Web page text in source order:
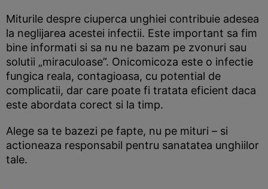
Miturile despre ciuperca unghiei contribuie adesea
la neglijarea acestei infectii. Este important sa fim
bine informati si sa nu ne bazam pe zvonuri sau
solutii „miraculoase”. Onicomicoza este o infectie
fungica reala, contagioasa, cu potential de
complicatii, dar care poate fi tratata eficient daca
este abordata corect si la timp.
Alege sa te bazezi pe fapte, nu pe mituri – si
actioneaza responsabil pentru sanatatea unghiilor
tale.